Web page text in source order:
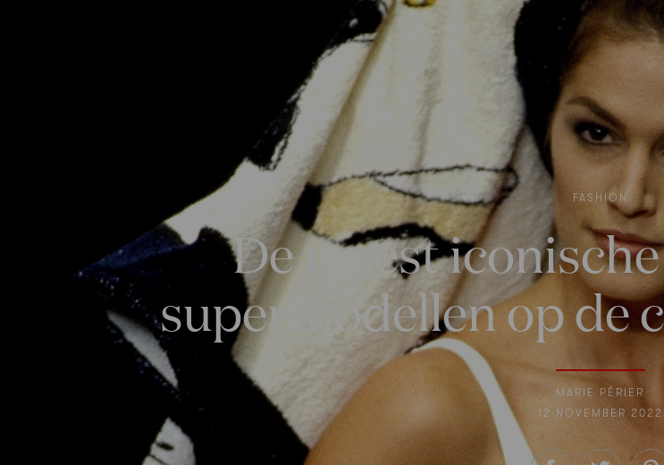
FASHION
De meest
supermodellen op de
MARIE PÉRIER
12 NOVEMBER 2022